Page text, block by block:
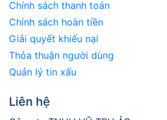
Chính sách thanh toán
Chính sách hoàn tiền
Giải quyết khiếu nại
Thỏa thuận người dùng
Quản lý tin xấu
Liên hệ